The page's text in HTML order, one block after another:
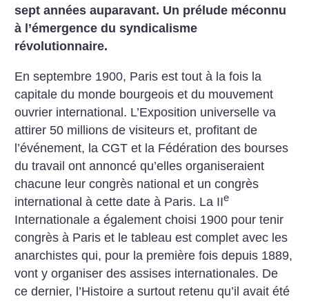
sept années auparavant. Un prélude méconnu
à l’émergence du syndicalisme
révolutionnaire.
En septembre 1900, Paris est tout à la fois la
capitale du monde bourgeois et du mouvement
ouvrier international. L’Exposition universelle va
attirer 50 millions de visiteurs et, profitant de
l’événement, la CGT et la Fédération des bourses
du travail ont annoncé qu’elles organiseraient
chacune leur congrès national et un congrès
international à cette date à Paris. La IIe
Internationale a également choisi 1900 pour tenir
congrès à Paris et le tableau est complet avec les
anarchistes qui, pour la première fois depuis 1889,
vont y organiser des assises internationales. De
ce dernier, l’Histoire a surtout retenu qu’il avait été